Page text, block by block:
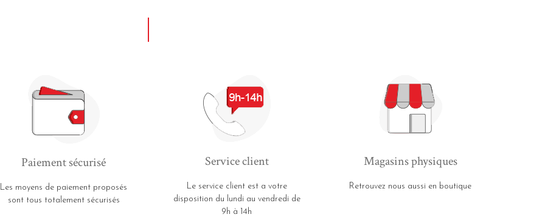
Paiement sécurisé
Les moyens de paiement proposés
sont tous totalement sécurisés
Service client
Le service client est a votre
disposition du lundi au vendredi de
9h à 14h
Magasins physiques
Retrouvez nous aussi en boutique